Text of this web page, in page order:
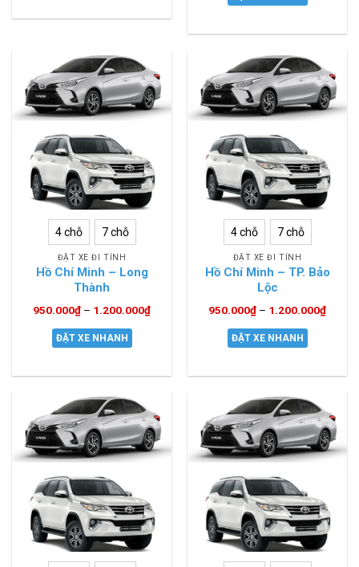
4 chỗ 7 chỗ
ĐẶT XE ĐI TỈNH
Hồ Chí Minh – Long
Thành
950.000₫ – 1.200.000₫
ĐẶT XE NHANH
4 chỗ 7 chỗ
ĐẶT XE ĐI TỈNH
Hồ Chí Minh – TP. Bảo
Lộc
950.000₫ – 1.200.000₫
ĐẶT XE NHANH